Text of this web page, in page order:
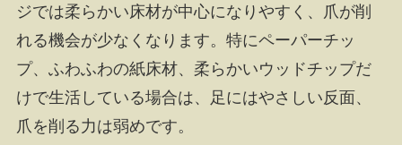
ジでは柔らかい床材が中心になりやすく、爪が削
れる機会が少なくなります。特にペーパーチッ
プ、ふわふわの紙床材、柔らかいウッドチップだ
けで生活している場合は、足にはやさしい反面、
爪を削る力は弱めです。